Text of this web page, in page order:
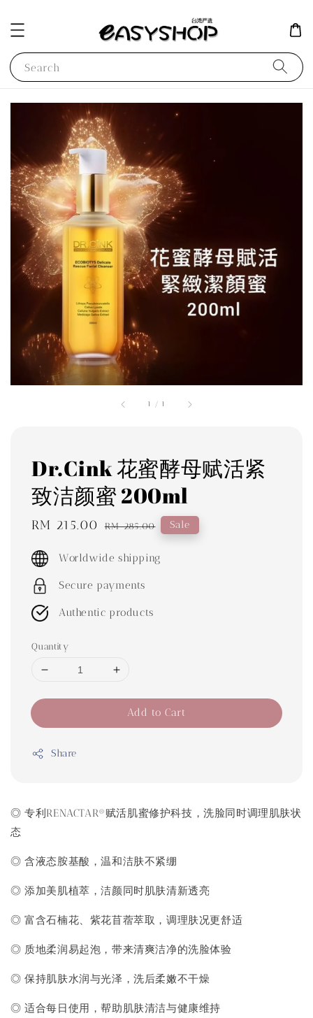
Search
1 / 1
Dr.Cink 花蜜酵母赋活紧
致洁颜蜜 200ml
Sale
RM 215.00 Regular
RM 285.00 Sale
Worldwide shipping
Secure payments
Authentic products
Quantity
Add to Cart
Share
◎ 专利RENACTAR®赋活肌蜜修护科技，洗脸同时调理肌肤状
态
◎ 含液态胺基酸，温和洁肤不紧绷
◎ 添加美肌植萃，洁颜同时肌肤清新透亮
◎ 富含石楠花、紫花苜蓿萃取，调理肤况更舒适
◎ 质地柔润易起泡，带来清爽洁净的洗脸体验
◎ 保持肌肤水润与光泽，洗后柔嫩不干燥
◎ 适合每日使用，帮助肌肤清洁与健康维持